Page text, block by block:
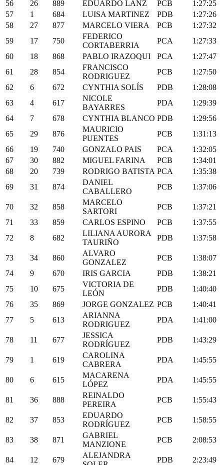
56
26 889 EDUARDO LANZ PCB
1:27:25
57
1 684 LUISA MARTINEZ PDB
1:27:26
58
27 877 MARCELO VIERA PCB
1:27:32
59
17 750
FEDERICO
CORTABERRIA
PCA
1:27:33
60
18 868 PABLO IRAZOQUI PCA
1:27:47
61
28 854
FRANCISCO
RODRIGUEZ
PCB
1:27:50
62
6 672 CYNTHIA SOLÍS PDB
1:28:08
63
4 617
NICOLE
BAYARRES
PDA
1:29:39
64
7 678 CYNTHIA BLANCO PDB
1:29:56
65
29 876
MAURICIO
PUENTES
PCB
1:31:13
66
19 740 GONZALO PAIS PCA
1:32:05
67
30 882 MIGUEL FARINA PCB
1:34:01
68
20 739 RODRIGO BATISTA PCA
1:35:38
69
31 874
DANIEL
CABALLERO
PCB 1:37:06
70 32 858
MARCELO
SARTORI
PCB
1:37:21
71
33 859 CARLOS ESPINO PCB
1:37:55
72
8 682
LILIANA AURORA
TAURIÑO
PDB 1:37:58
73 34 860
ALVARO
GONZALEZ
PCB
1:38:07
74
9 670 IRIS GARCIA PDB
1:38:21
75
10 675
VICTORIA DE
LEÓN
PDB
1:40:40
76
35 869 JORGE GONZALEZ PCB
1:40:41
77
5 613
ARIANNA
RODRIGUEZ
PDA 1:41:00
78 11 677
JESSICA
RODRÍGUEZ
PDB 1:43:29
79 1 619
CAROLINA
CABRERA
PDA 1:45:55
80 6 615
MACARENA
LÓPEZ
PDA 1:45:55
81 36 888
REINALDO
PEREIRA
PCB 1:55:43
82 37 853
EDUARDO
RODRÍGUEZ
PCB 1:58:55
83 38 871
GABRIEL
MANZIONE
PCB 2:08:53
84 12 679
ALEJANDRA
PDB 2:23:49